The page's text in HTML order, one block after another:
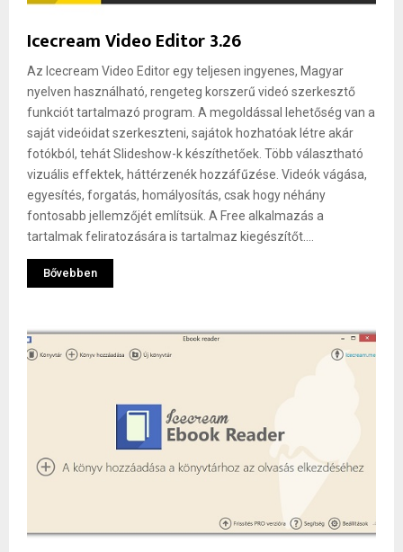
Icecream Video Editor 3.26
Az Icecream Video Editor egy teljesen ingyenes, Magyar
nyelven használható, rengeteg korszerű videó szerkesztő
funkciót tartalmazó program. A megoldással lehetőség van a
saját videóidat szerkeszteni, sajátok hozhatóak létre akár
fotókból, tehát Slideshow-k készíthetőek. Több választható
vizuális effektek, háttérzenék hozzáfűzése. Videók vágása,
egyesítés, forgatás, homályosítás, csak hogy néhány
fontosabb jellemzőjét említsük. A Free alkalmazás a
tartalmak feliratozására is tartalmaz kiegészítőt....
Bővebben